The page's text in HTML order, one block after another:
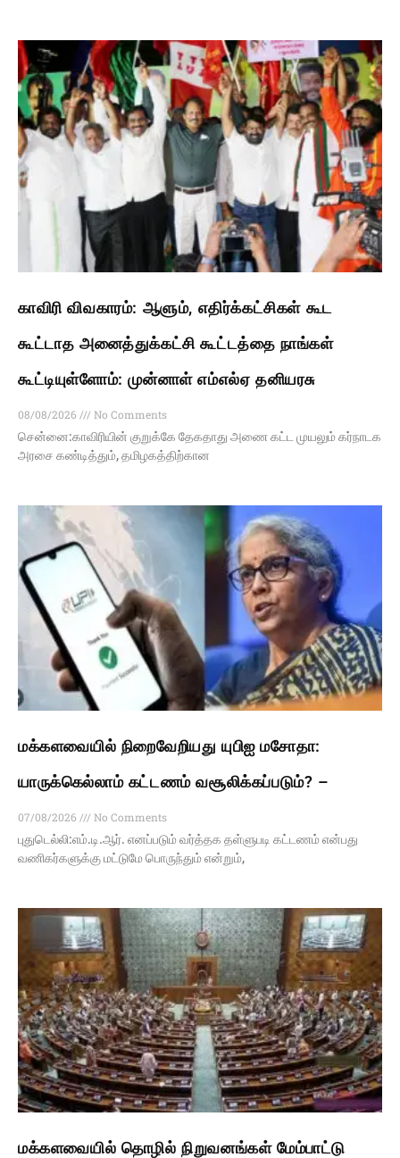
காவிரி விவகாரம்: ஆளும், எதிர்க்கட்சிகள் கூட
கூட்டாத அனைத்துக்கட்சி கூட்டத்தை நாங்கள்
கூட்டியுள்ளோம்: முன்னாள் எம்எல்ஏ தனியரசு
08/08/2026
No Comments
சென்னை:காவிரியின் குறுக்கே தேகதாது அணை கட்ட முயலும் கர்நாடக
அரசை கண்டித்தும், தமிழகத்திற்கான
மக்களவையில் நிறைவேறியது யுபிஐ மசோதா:
யாருக்கெல்லாம் கட்டணம் வசூலிக்கப்படும்? –
07/08/2026
No Comments
புதுடெல்லி:எம்.டி.ஆர். எனப்படும் வர்த்தக தள்ளுபடி கட்டணம் என்பது
வணிகர்களுக்கு மட்டுமே பொருந்தும் என்றும்,
மக்களவையில் தொழில் நிறுவனங்கள் மேம்பாட்டு